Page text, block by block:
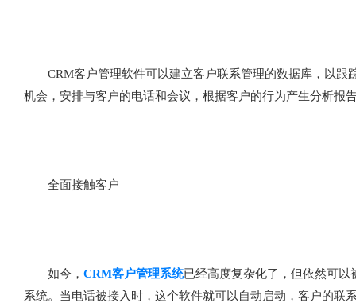
CRM客户管理软件可以建立客户联系管理的数据库，以跟
机会，安排与客户的电话和会议，根据客户的行为产生分析报
全面接触客户
如今， CRM客户管理系统已经高度复杂化了，但依然可以
系统。当电话被接入时，这个软件就可以自动启动，客户的联